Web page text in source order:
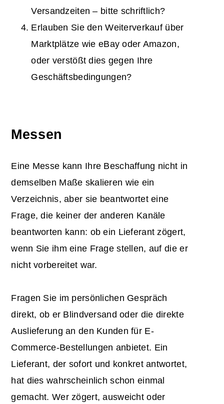
Versandzeiten – bitte schriftlich?
Erlauben Sie den Weiterverkauf über
Marktplätze wie eBay oder Amazon,
oder verstößt dies gegen Ihre
Geschäftsbedingungen?
Messen
Eine Messe kann Ihre Beschaffung nicht in
demselben Maße skalieren wie ein
Verzeichnis, aber sie beantwortet eine
Frage, die keiner der anderen Kanäle
beantworten kann: ob ein Lieferant zögert,
wenn Sie ihm eine Frage stellen, auf die er
nicht vorbereitet war.
Fragen Sie im persönlichen Gespräch
direkt, ob er Blindversand oder die direkte
Auslieferung an den Kunden für E-
Commerce-Bestellungen anbietet. Ein
Lieferant, der sofort und konkret antwortet,
hat dies wahrscheinlich schon einmal
gemacht. Wer zögert, ausweicht oder